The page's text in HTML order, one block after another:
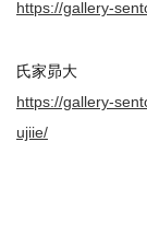
https://gallery-
氏家昴大
https://gallery-
ujiie/